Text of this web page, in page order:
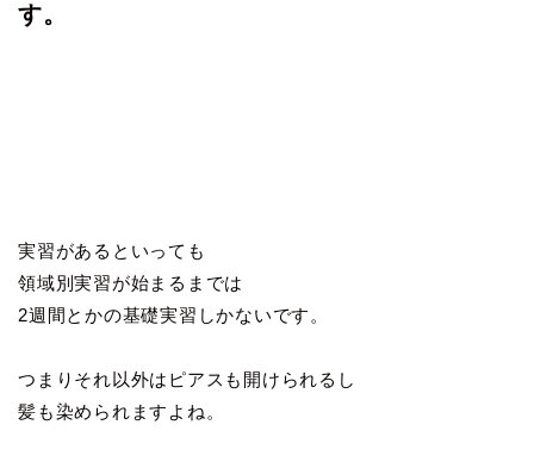
す。
実習があるといっても
領域別実習が始まるまでは
2週間とかの基礎実習しかないです。
つまりそれ以外はピアスも開けられるし
髪も染められますよね。